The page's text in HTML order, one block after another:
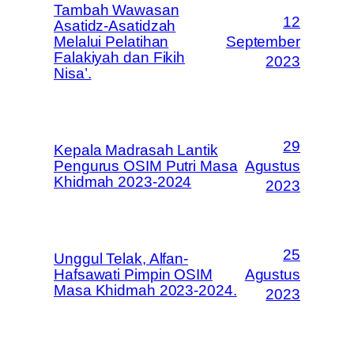
Tambah Wawasan
Asatidz-Asatidzah
Melalui Pelatihan
Falakiyah dan Fikih
Nisa’.
12
September
2023
Kepala Madrasah Lantik
Pengurus OSIM Putri Masa
Khidmah 2023-2024
29
Agustus
2023
Unggul Telak, Alfan-
Hafsawati Pimpin OSIM
Masa Khidmah 2023-2024.
25
Agustus
2023